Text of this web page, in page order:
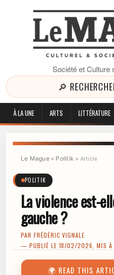
Société et Culture
🔎
À LA UNE ARTS LITTÉRATURE
Le Mague» Politik » Article
POLITIK
La violence est-
gauche ?
PAR FRÉDÉRIC VIGNALE
— PUBLIÉ LE 18/02/2026, MIS À
🌍 READ THIS